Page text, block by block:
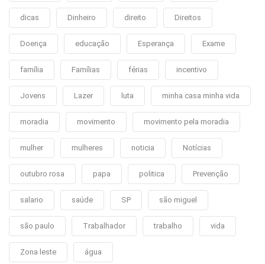
dicas Dinheiro direito Direitos
Doença educação Esperança Exame
família Famílias férias incentivo
Jovens Lazer luta minha casa minha vida
moradia movimento movimento pela moradia
mulher mulheres noticia Notícias
outubro rosa papa politica Prevenção
salario saúde SP são miguel
são paulo Trabalhador trabalho vida
Zona leste água